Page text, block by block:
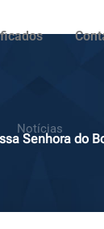
Notícias
Senhora do